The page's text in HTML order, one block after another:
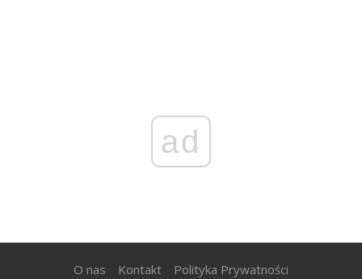
ad
O nas Kontakt Polityka Prywatności